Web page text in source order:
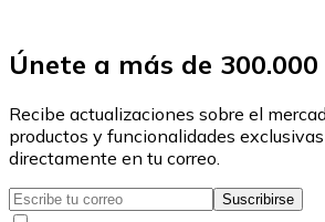
Únete a más de
Recibe actualizaciones sobre el
productos y funcionalidades
directamente en tu correo.
Suscribirse